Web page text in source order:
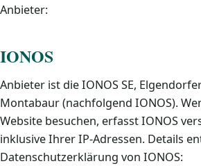
Anbieter:
IONOS
Anbieter ist die IONOS SE,
Montabaur (nachfolgend IONOS).
Website besuchen, erfasst IONOS
inklusive Ihrer IP-Adressen. Details
Datenschutzerklärung von IONOS: